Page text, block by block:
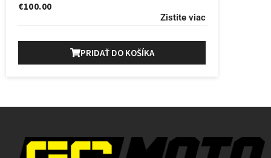
€100.00
Zistite viac
PRIDAŤ DO KOŠÍKA